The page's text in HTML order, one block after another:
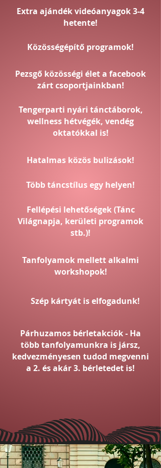
Extra ajándék videóanyagok 3-4
hetente!
Közösségépítő programok!
Pezsgő közösségi élet a facebook
zárt csoportjainkban!
Tengerparti nyári tánctáborok,
wellness hétvégék, vendég
oktatókkal is!
Hatalmas közös bulizások!
Több táncstílus egy helyen!
Fellépési lehetőségek (Tánc
Világnapja, kerületi programok
stb.)!
Tanfolyamok mellett alkalmi
workshopok!
Szép kártyát is elfogadunk!
Párhuzamos bérletakciók - Ha
több tanfolyamunkra is jársz,
kedvezményesen tudod megvenni
a 2. és akár 3. bérletedet is!